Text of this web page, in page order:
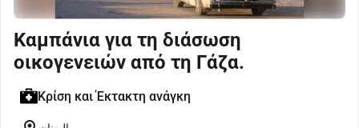
Καμπάνια για τη διάσωση
οικογενειών από τη Γάζα.
Κρίση και Έκτακτη ανάγκη